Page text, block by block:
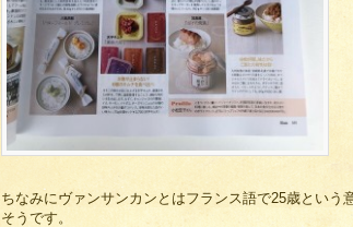
ちなみにヴァンサンカンとはフランス語で25歳とい
そうです。